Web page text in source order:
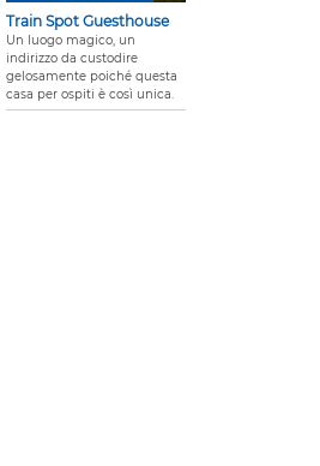
Train Spot Guesthouse
Un luogo magico, un
indirizzo da custodire
gelosamente poiché questa
casa per ospiti è così unica.